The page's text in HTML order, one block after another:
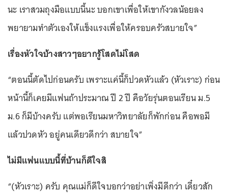
นะ เราสวมถุงมือแบบนี้นะ บอกเขาเพื่อให้เขากังวลน้อยลง
พยายามทำตัวเองให้แข็งแรงเพื่อให้ครอบครัวสบายใจ”
เรื่องหัวใจบ้างสาวๆอยากรู้โสดไม่โสด
“ตอนนี้ตัดไปก่อนครับ เพราะแค่นี้ก็ปวดหัวแล้ว (หัวเราะ) ก่อน
หน้านี้ก็เคยมีแฟนถ้าประมาณ ปี 2 ปี คือวัยรุ่นตอนเรียน ม.5
ม.6 ก็มีบ้างครับ แต่พอเรียนมหาวิทยาลัยก็พักก่อน คือพอมี
แล้วปวดหัว อยู่คนเดียวดีกว่า สบายใจ”
ไม่มีแฟนแบบนี้ที่บ้านก็ดีใจสิ
“(หัวเราะ) ครับ คุณแม่ก็ดีใจบอกว่าอย่าเพิ่งมีดีกว่า เดี๋ยวสัก